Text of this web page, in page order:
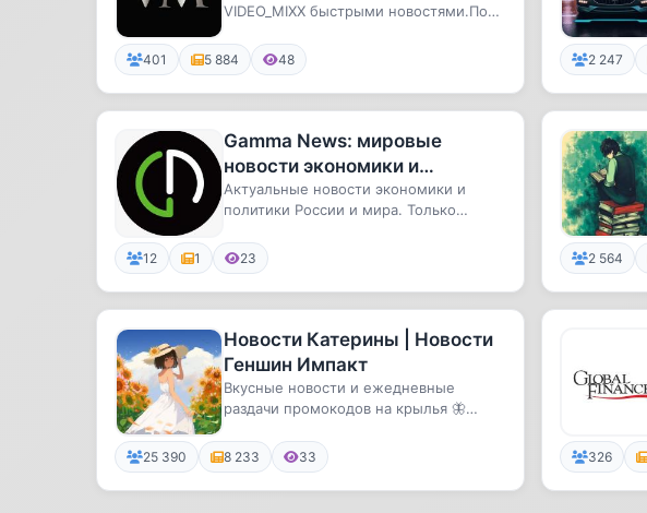
VIDEO_MIXX быстрыми новостями.По
401 5 884 48 2 247
Gamma News: мировые
новости экономики и
политики
Актуальные новости экономики и
политики России и мира. Только
12 1 23 2 564
Новости Катерины | Новости
Геншин Импакт
Вкусные новости и ежедневные
раздачи промокодов на крылья 🦋
@miss_...
25 390 8 233 33 326